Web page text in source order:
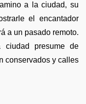
a la ciudad, su
el encantador
a un pasado remoto.
presume de
conservados y calles